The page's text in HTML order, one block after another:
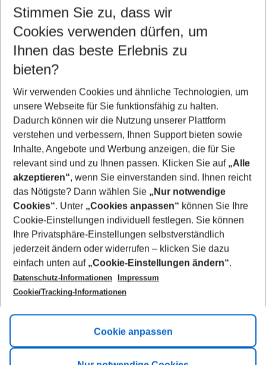
Customize your offer
Find the perfect deal which suits your best
Your departure airport
Any airport
Select your date range
08/08/26–06/08/27 5-8 nights
Who will travel
2 adults No children
Show more filter
Footer
Footer navigation
Title A
Link A
Stimmen Sie zu, dass wir
Cookies verwenden dürfen, um
Ihnen das beste Erlebnis zu
bieten?
Wir verwenden Cookies und ähnliche Technologien, um
unsere Webseite für Sie funktionsfähig zu halten.
Dadurch können wir die Nutzung unserer Plattform
verstehen und verbessern, Ihnen Support bieten sowie
Inhalte, Angebote und Werbung anzeigen, die für Sie
relevant sind und zu Ihnen passen. Klicken Sie auf „Alle
akzeptieren“, wenn Sie einverstanden sind. Ihnen reicht
das Nötigste? Dann wählen Sie „Nur notwendige
Cookies“. Unter „Cookies anpassen“ können Sie Ihre
Cookie-Einstellungen individuell festlegen. Sie können
Ihre Privatsphäre-Einstellungen selbstverständlich
jederzeit ändern oder widerrufen – klicken Sie dazu
einfach unten auf „Cookie-Einstellungen ändern“.
Datenschutz-Informationen
Impressum
Cookie/Tracking-Informationen
Cookie anpassen